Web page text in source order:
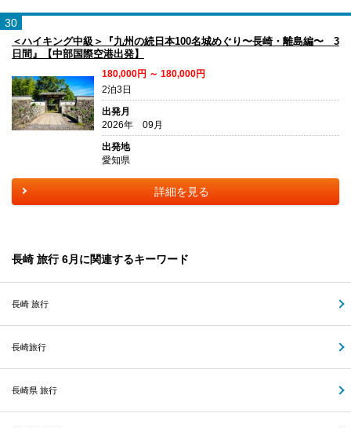
30
＜ハイキング中級＞『九州の続日本100名城めぐり〜長崎・離島編〜 3
日間』【中部国際空港出発】
180,000円 ～ 180,000円
2泊3日
出発月
2026年 09月
出発地
愛知県
詳細を見る
長崎 旅行 6月に関連するキーワード
長崎 旅行
長崎旅行
長崎県 旅行